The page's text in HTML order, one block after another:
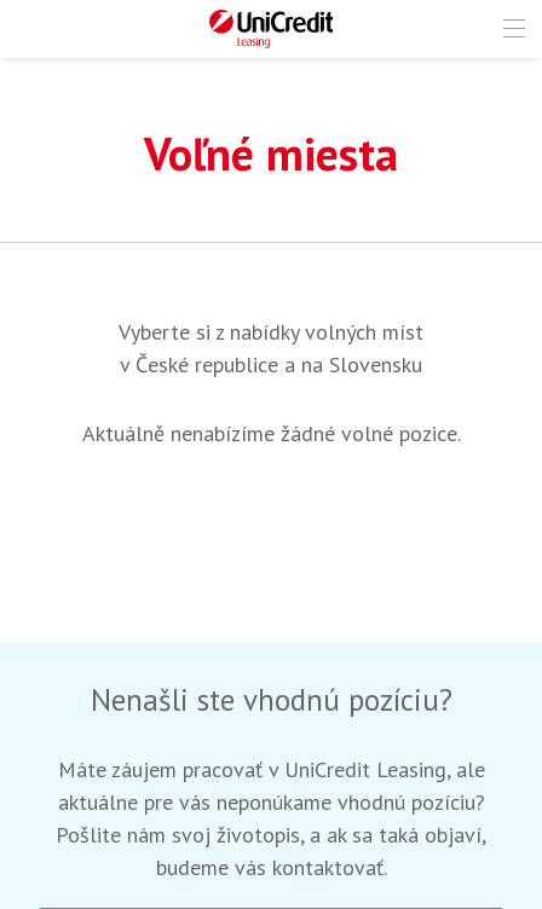
Voľné miesta
Vyberte si z nabídky volných míst
v České republice a na Slovensku
Aktuálně nenabízíme žádné volné pozice.
Nenašli ste vhodnú pozíciu?
Máte záujem pracovať v UniCredit Leasing, ale
aktuálne pre vás neponúkame vhodnú pozíciu?
Pošlite nám svoj životopis, a ak sa taká objaví,
budeme vás kontaktovať.